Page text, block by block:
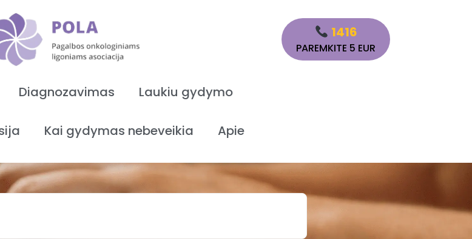
1416
PAREMKITE 5 EUR
Diagnozavimas Laukiu gydymo
Kai gydymas nebeveikia Apie